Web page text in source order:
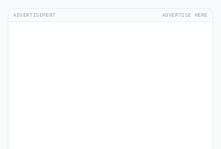
ADVERTISEMENT ADVERTISE HERE